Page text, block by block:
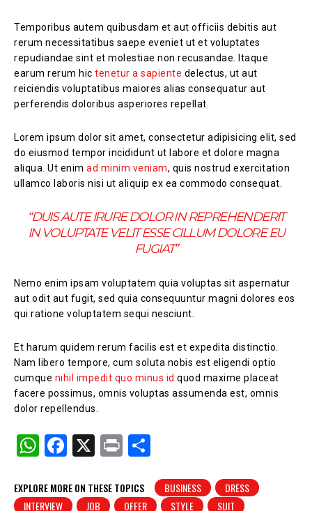
Temporibus autem quibusdam et aut officiis debitis aut
rerum necessitatibus saepe eveniet ut et voluptates
repudiandae sint et molestiae non recusandae. Itaque
earum rerum hic tenetur a sapiente delectus, ut aut
reiciendis voluptatibus maiores alias consequatur aut
perferendis doloribus asperiores repellat.
Lorem ipsum dolor sit amet, consectetur adipisicing elit, sed
do eiusmod tempor incididunt ut labore et dolore magna
aliqua. Ut enim ad minim veniam, quis nostrud exercitation
ullamco laboris nisi ut aliquip ex ea commodo consequat.
“DUIS AUTE IRURE DOLOR IN REPREHENDERIT
IN VOLUPTATE VELIT ESSE CILLUM DOLORE EU
FUGIAT”
Nemo enim ipsam voluptatem quia voluptas sit aspernatur
aut odit aut fugit, sed quia consequuntur magni dolores eos
qui ratione voluptatem sequi nesciunt.
Et harum quidem rerum facilis est et expedita distinctio.
Nam libero tempore, cum soluta nobis est eligendi optio
cumque nihil impedit quo minus id quod maxime placeat
facere possimus, omnis voluptas assumenda est, omnis
dolor repellendus.
W
at
F
c
X
Pr
t
ar
EXPLORE MORE ON THESE TOPICS BUSINESS
DRESS
INTERVIEW
JOB OFFER STYLE SUIT